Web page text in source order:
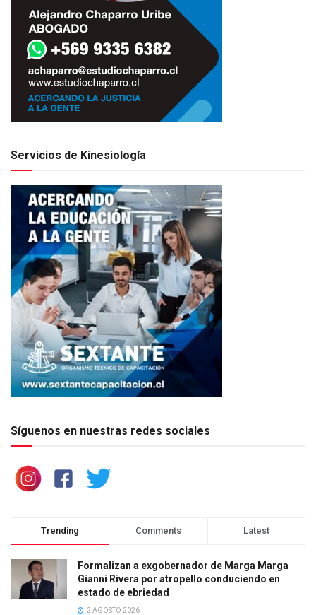
Servicios de Kinesiología
Síguenos en nuestras redes sociales
Trending Comments Latest
Formalizan a exgobernador de Marga Marga
Gianni Rivera por atropello conduciendo en
estado de ebriedad
2 AGOSTO 2026